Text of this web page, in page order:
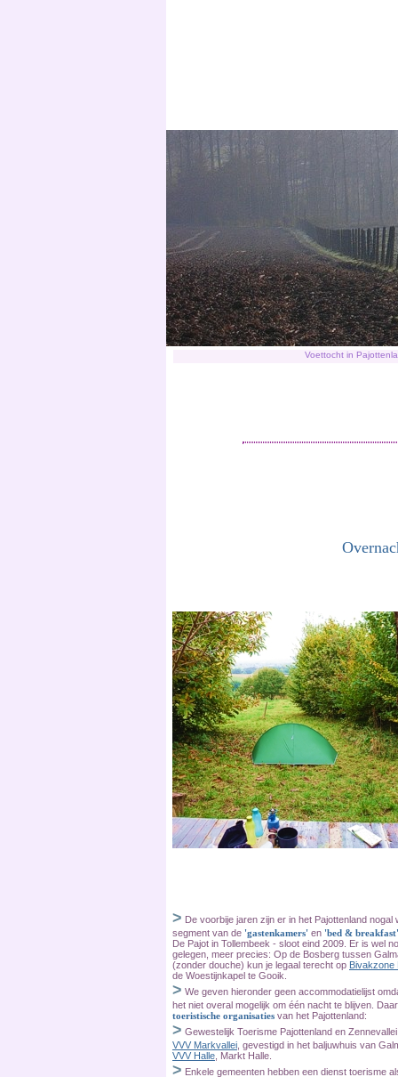
> De voorbije jaren zijn er in het Pajottenland
segment van de 'gastenkamers' en 'bed & breakfast'
De Pajot in Tollembeek - sloot eind 2009. Er is wel
gelegen, meer precies: Op de Bosberg tussen
(zonder douche) kun je legaal terecht op Bivakzone
de Woestijnkapel te Gooik.
> We geven hieronder geen accommodatielijst
het niet overal mogelijk om één nacht te blijven.
toeristische organisaties van het Pajottenland:
> Gewestelijk Toerisme Pajottenland en
VVV Markvallei , gevestigd in het baljuwhuis van
VVV Halle , Markt Halle.
> Enkele gemeenten hebben een dienst toerisme
Voettocht in